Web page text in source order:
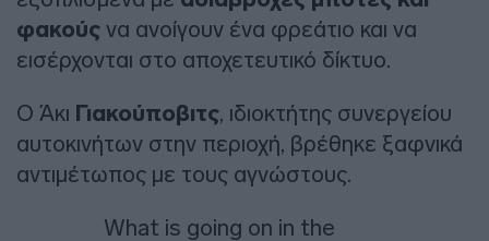
φακούς να ανοίγουν ένα φρεάτιο και να
εισέρχονται στο αποχετευτικό δίκτυο.
Ο Άκι Γιακούποβιτς, ιδιοκτήτης συνεργείου
αυτοκινήτων στην περιοχή, βρέθηκε ξαφνικά
αντιμέτωπος με τους αγνώστους.
What is going on in the